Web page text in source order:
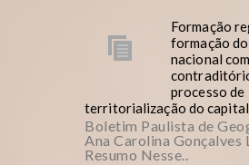
Formação
formação
nacional
processo de
territorialização do capital
Boletim Paulista de
Ana Carolina Gonçalves
Resumo Nesse..